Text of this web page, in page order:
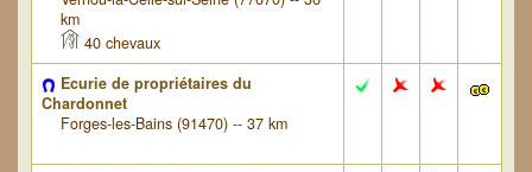
km
40 chevaux
Ecurie de propriétaires du
Chardonnet
Forges-les-Bains (91470) -- 37 km